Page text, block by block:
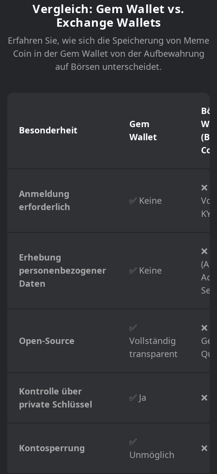
Vergleich: Gem Wallet vs.
Exchange Wallets
Erfahren Sie, wie sich die Speicherung von Meme
Coin in der Gem Wallet von der Aufbewahrung
auf Börsen unterscheidet.
Besonderheit
Gem
Wallet
Anmeldung
erforderlich
✅ Keine
❌
Erhebung
personenbezogener
Daten
✅ Keine
❌
Open-Source
✅
Vollständig
transparent
❌
Kontrolle über
private Schlüssel
✅ Ja ❌
Kontosperrung
✅
Unmöglich
❌